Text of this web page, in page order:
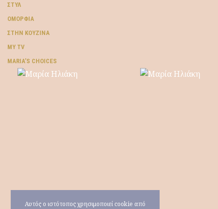
ΣΤΥΛ
ΟΜΟΡΦΙΆ
ΣΤΗΝ ΚΟΥΖΊΝΑ
MY TV
ΜARIA’S CHOICES
Αυτός ο ιστότοπος χρησιμοποιεί cookie από